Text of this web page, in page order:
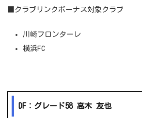
■クラブリンクボーナス対象クラブ
川崎フロンターレ
横浜FC
DF：グレード58 高木 友也